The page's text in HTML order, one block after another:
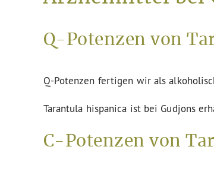
Q-Potenzen von
Q-Potenzen fertigen wir als
Tarantula hispanica ist bei Gudjons
C-Potenzen von